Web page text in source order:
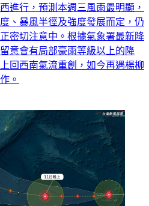
進行，預測本週三風雨最明顯，
、暴風半徑及強度發展而定，仍
密切注意中。根據氣象署最新降
意會有局部豪雨等級以上的降
回西南氣流重創，如今再遇楊柳
。